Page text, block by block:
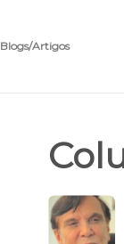
Blogs/Artigos